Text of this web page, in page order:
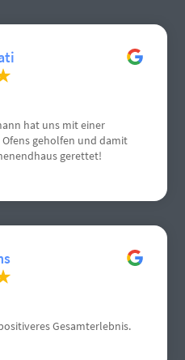
hat uns mit einer
geholfen und damit
gerettet!
Gesamterlebnis.